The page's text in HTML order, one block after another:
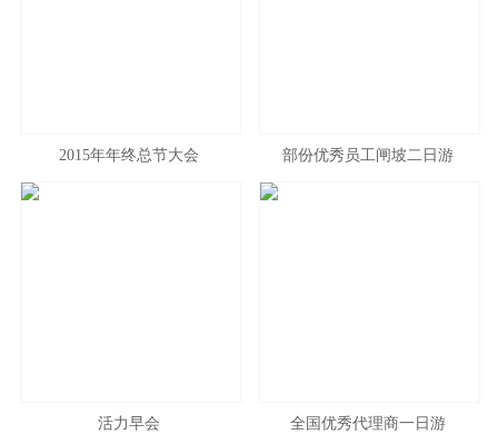
2015年年终总节大会 部份优秀员工闸坡二日游
活力早会 全国优秀代理商一日游